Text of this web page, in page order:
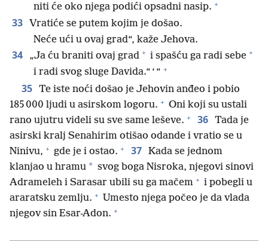
niti će oko njega podići opsadni nasip. +
33 Vratiće se putem kojim je došao.
Neće ući u ovaj grad“, kaže Jehova.
34 „Ja ću braniti ovaj grad + i spašću ga radi sebe +
i radi svog sluge Davida.“ ‘ “ +
35 Te iste noći došao je Jehovin anđeo i pobio
185 000 ljudi u asirskom logoru. + Oni koji su ustali
rano ujutru videli su sve same leševe. + 36 Tada je
asirski kralj Senahirim otišao odande i vratio se u
Ninivu, + gde je i ostao. + 37 Kada se jednom
klanjao u hramu * svog boga Nisroka, njegovi sinovi
Adrameleh i Sarasar ubili su ga mačem + i pobegli u
araratsku zemlju. + Umesto njega počeo je da vlada
njegov sin Esar-Adon. +